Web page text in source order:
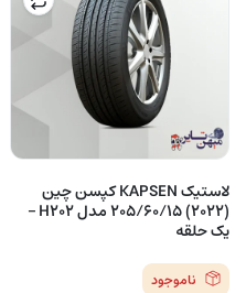
لاستیک KAPSEN کپسن چین
(2022) 205/60/15 مدل H202 –
یک حلقه
ناموجود